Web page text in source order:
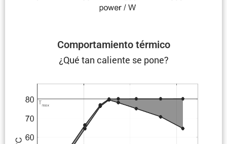
Compor­ta­miento térmico
¿Qué tan caliente se pone?